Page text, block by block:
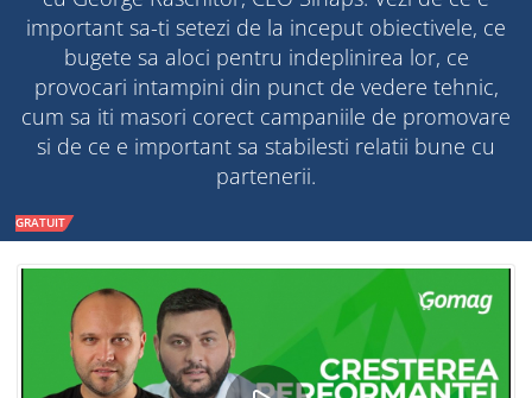
important sa-ti setezi de la inceput obiectivele, ce
bugete sa aloci pentru indeplinirea lor, ce
provocari intampini din punct de vedere tehnic,
cum sa iti masori corect campaniile de promovare
si de ce e important sa stabilesti relatii bune cu
partenerii.
GRATUIT